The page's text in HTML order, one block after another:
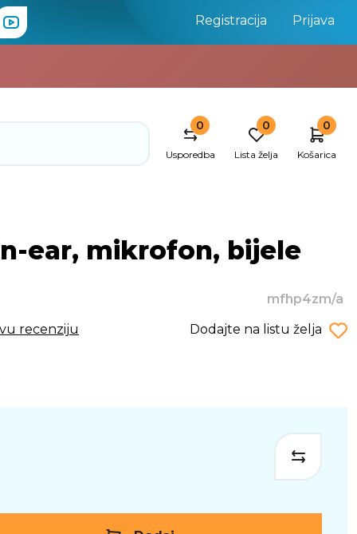
Registracija Prijava
0
Usporedba
0
Lista želja
0
Košarica
ear, mikrofon, bijele
mfhp4zm/a
recenziju
Dodajte na listu želja